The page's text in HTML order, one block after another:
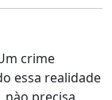
crime
essa realidade